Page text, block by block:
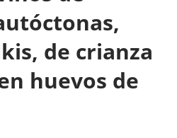
de crianza
huevos de